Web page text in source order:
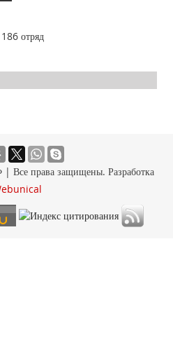
отряд
права защищены. Разработка